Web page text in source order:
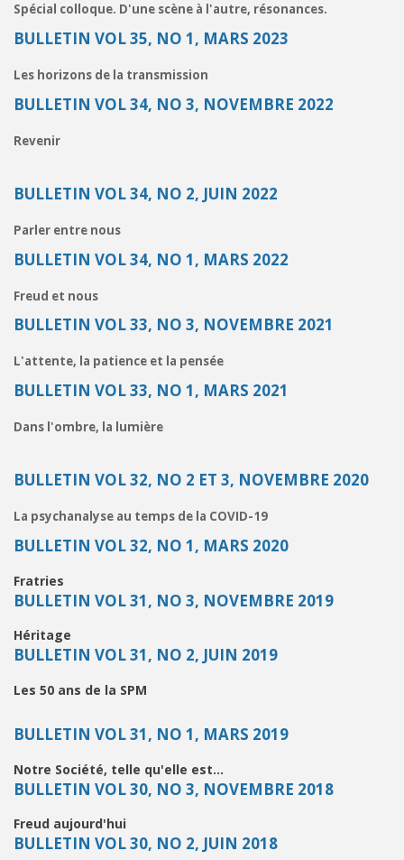
Spécial colloque. D'une scène à l'autre, résonances.
BULLETIN VOL 35, NO 1, MARS 2023
Les horizons de la transmission
BULLETIN VOL 34, NO 3, NOVEMBRE 2022
Revenir
BULLETIN VOL 34, NO 2, JUIN 2022
Parler entre nous
BULLETIN VOL 34, NO 1, MARS 2022
Freud et nous
BULLETIN VOL 33, NO 3, NOVEMBRE 2021
L'attente, la patience et la pensée
BULLETIN VOL 33, NO 1, MARS 2021
Dans l'ombre, la lumière
BULLETIN VOL 32, NO 2 ET 3, NOVEMBRE 2020
La psychanalyse au temps de la COVID-19
BULLETIN VOL 32, NO 1, MARS 2020
Fratries
BULLETIN VOL 31, NO 3, NOVEMBRE 2019
Héritage
BULLETIN VOL 31, NO 2, JUIN 2019
Les 50 ans de la SPM
BULLETIN VOL 31, NO 1, MARS 2019
Notre Société, telle qu'elle est...
BULLETIN VOL 30, NO 3, NOVEMBRE 2018
Freud aujourd'hui
BULLETIN VOL 30, NO 2, JUIN 2018